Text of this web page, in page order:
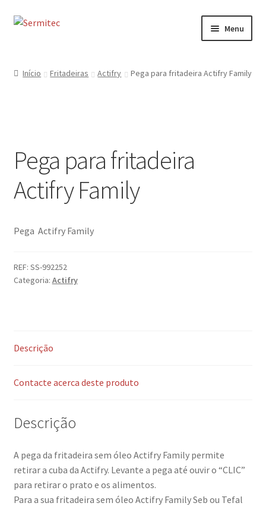
Ir
Saltar
Menu
Serviços
Contactos
Início Fritadeiras Actifry Pega para fritadeira Actifry Family
Pega para fritadeira
Actifry Family
Pega Actifry Family
REF: SS-992252
Categoria: Actifry
Descrição
Contacte acerca deste produto
Descrição
A pega da fritadeira sem óleo Actifry Family permite
retirar a cuba da Actifry. Levante a pega até ouvir o “CLIC”
para retirar o prato e os alimentos.
Para a sua fritadeira sem óleo Actifry Family Seb ou Tefal